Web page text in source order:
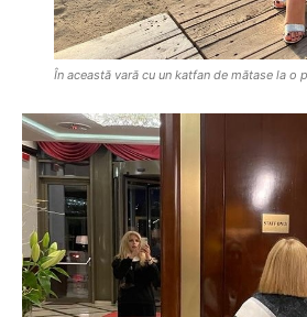
În această vară cu un katfan de mătase la o